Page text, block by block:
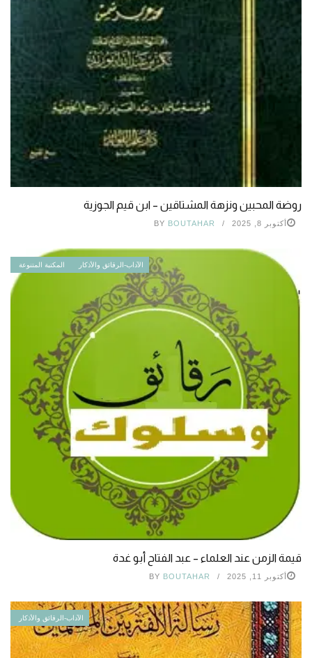
روضة المحبين ونزهة المشتاقين – ابن قيم الجوزية
أكتوبر 8, 2025 BY BOUTAHAR
الآداب-الرقائق والأذكار المكتبة المتنوعة
قيمة الزمن عند العلماء – عبد الفتاح أبو غدة
أكتوبر 11, 2025 BY BOUTAHAR
الآداب-الرقائق والأذكار